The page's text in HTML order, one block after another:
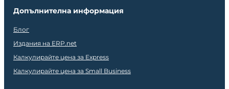
Допълнителна информация
Блог
Издания на ERP.net
Калкулирайте цена за Express
Калкулирайте цена за Small Business